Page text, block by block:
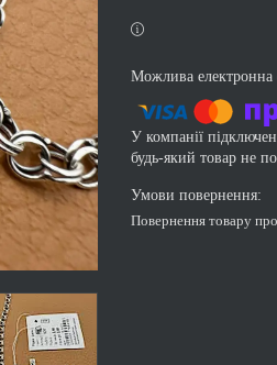
У компанії
будь-який товар не
повернення товару